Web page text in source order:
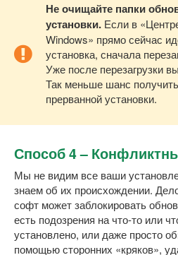
Не очищайте папки
установки. Если в
Windows» прямо сейчас
установка, сначала
Уже после перезагрузки
Так меньше шанс
прерванной установки.
Способ 4 –
Мы не видим все ваши
знаем об их происхождении.
софт может заблокировать
есть подозрения на что-то или
установлено, или даже просто
помощью сторонних «кряков»,